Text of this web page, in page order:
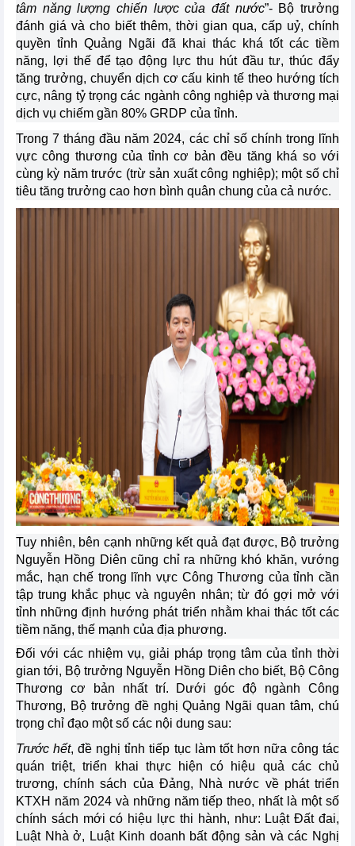
tâm năng lượng chiến lược của đất nước”- Bộ trưởng
đánh giá và cho biết thêm, thời gian qua, cấp uỷ, chính
quyền tỉnh Quảng Ngãi đã khai thác khá tốt các tiềm
năng, lợi thế để tạo động lực thu hút đầu tư, thúc đẩy
tăng trưởng, chuyển dịch cơ cấu kinh tế theo hướng tích
cực, nâng tỷ trọng các ngành công nghiệp và thương mại
dịch vụ chiếm gần 80% GRDP của tỉnh.
Trong 7 tháng đầu năm 2024, các chỉ số chính trong lĩnh
vực công thương của tỉnh cơ bản đều tăng khá so với
cùng kỳ năm trước (trừ sản xuất công nghiệp); một số chỉ
tiêu tăng trưởng cao hơn bình quân chung của cả nước.
Tuy nhiên, bên cạnh những kết quả đạt được, Bộ trưởng
Nguyễn Hồng Diên cũng chỉ ra những khó khăn, vướng
mắc, hạn chế trong lĩnh vực Công Thương của tỉnh cần
tập trung khắc phục và nguyên nhân; từ đó gợi mở với
tỉnh những định hướng phát triển nhằm khai thác tốt các
tiềm năng, thế mạnh của địa phương.
Đối với các nhiệm vụ, giải pháp trọng tâm của tỉnh thời
gian tới, Bộ trưởng Nguyễn Hồng Diên cho biết, Bộ Công
Thương cơ bản nhất trí. Dưới góc độ ngành Công
Thương, Bộ trưởng đề nghị Quảng Ngãi quan tâm, chú
trọng chỉ đạo một số các nội dung sau:
Trước hết, đề nghị tỉnh tiếp tục làm tốt hơn nữa công tác
quán triệt, triển khai thực hiện có hiệu quả các chủ
trương, chính sách của Đảng, Nhà nước về phát triển
KTXH năm 2024 và những năm tiếp theo, nhất là một số
chính sách mới có hiệu lực thi hành, như: Luật Đất đai,
Luật Nhà ở, Luật Kinh doanh bất động sản và các Nghị